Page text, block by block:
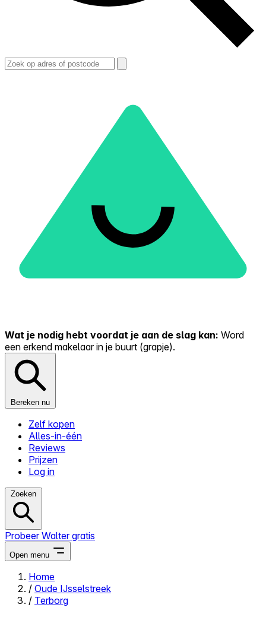
Wat je nodig hebt voordat je aan de slag kan: Word
een erkend makelaar in je buurt (grapje).
Bereken nu
Zelf kopen
Alles-in-één
Reviews
Prijzen
Log in
Zoeken
Probeer Walter gratis
Open menu
Close menu
Home
/ Oude IJsselstreek
/ Terborg